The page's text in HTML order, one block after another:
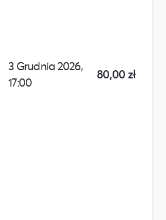
3 Grudnia 2026,
17:00
80,00 zł